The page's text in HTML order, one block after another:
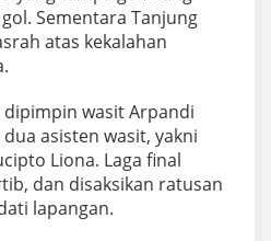
Sementara Tanjung
atas kekalahan
wasit Arpandi
asisten wasit, yakni
Liona. Laga final
dan disaksikan ratusan
lapangan.